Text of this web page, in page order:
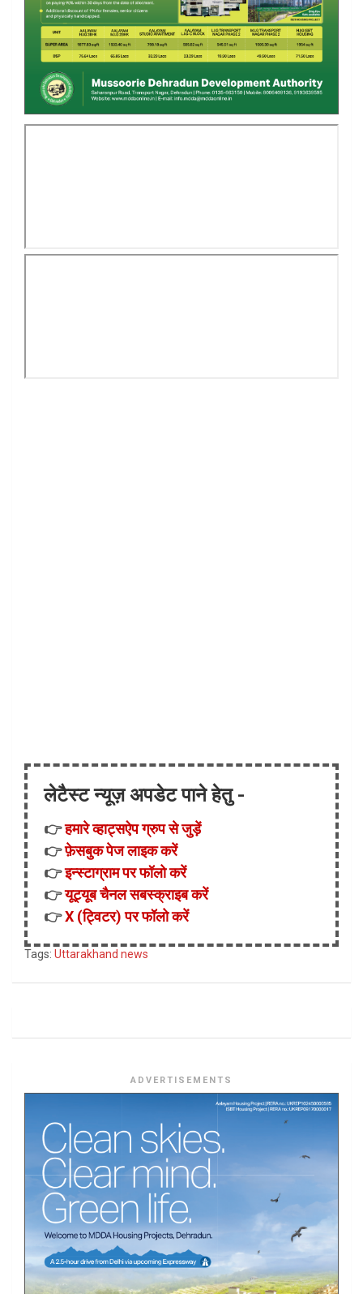
लेटैस्ट न्यूज़ अपडेट पाने हेतु -
👉हमारे व्हाट्सऐप ग्रुप से जुड़ें
👉फ़ेसबुक पेज लाइक करें
👉इन्स्टाग्राम पर फॉलो करें
👉यूट्यूब चैनल सबस्क्राइब करें
👉X (ट्विटर) पर फॉलो करें
Tags: Uttarakhand news
ADVERTISEMENTS